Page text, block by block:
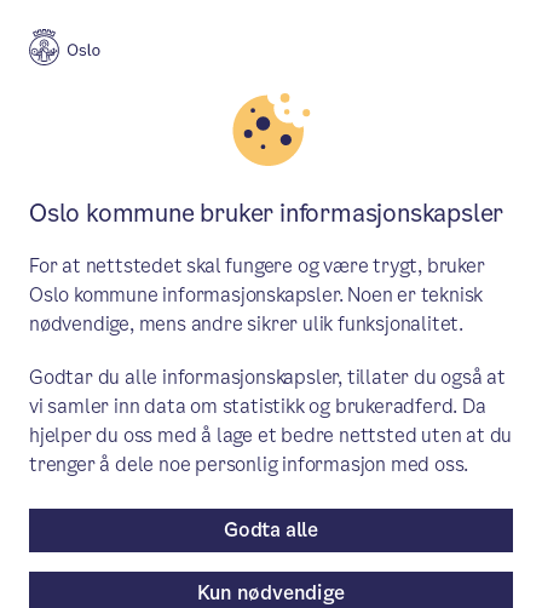
Se høstens timeplaner for dans
Høstens timeplaner for dans er klare!
Aktuelt/ Publisert: 11.05.2026
Av Kulturetaten
Oslo kommune bruker informasjonskapsler
For at nettstedet skal fungere og være trygt, bruker
Oslo kommune informasjonskapsler. Noen er teknisk
nødvendige, mens andre sikrer ulik funksjonalitet.
Godtar du alle informasjonskapsler, tillater du også at
vi samler inn data om statistikk og brukeradferd. Da
hjelper du oss med å lage et bedre nettsted uten at du
trenger å dele noe personlig informasjon med oss.
Kun nødvendige
Godta alle